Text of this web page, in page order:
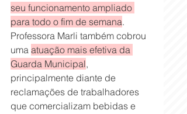
seu funcionamento ampliado
para todo o fim de semana.
Professora Marli também cobrou
uma atuação mais efetiva da
Guarda Municipal,
principalmente diante de
reclamações de trabalhadores
que comercializam bebidas e